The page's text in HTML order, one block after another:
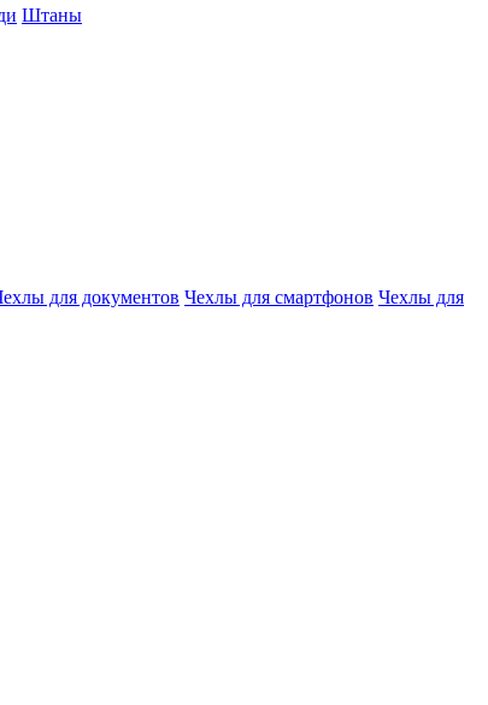
Штаны
для документов Чехлы для смартфонов Чехлы для